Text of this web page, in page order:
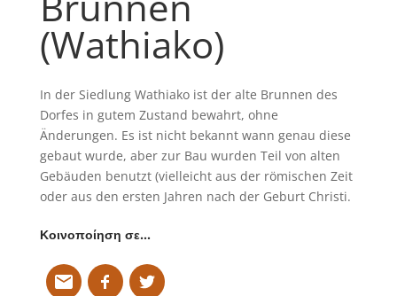
(Wathiako)
In der Siedlung Wathiako ist der alte Brunnen des
Dorfes in gutem Zustand bewahrt, ohne
Änderungen. Es ist nicht bekannt wann genau diese
gebaut wurde, aber zur Bau wurden Teil von alten
Gebäuden benutzt (vielleicht aus der römischen Zeit
oder aus den ersten Jahren nach der Geburt Christi.
Κοινοποίηση σε…